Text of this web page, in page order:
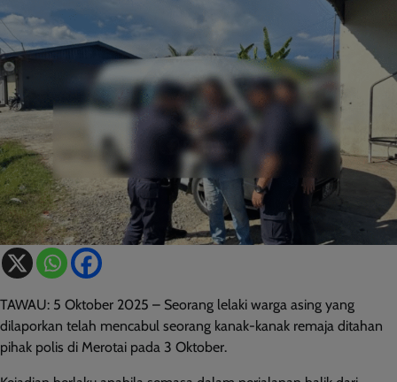
TAWAU: 5 Oktober 2025 – Seorang lelaki warga asing yang
dilaporkan telah mencabul seorang kanak-kanak remaja ditahan
pihak polis di Merotai pada 3 Oktober.